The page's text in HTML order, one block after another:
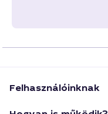
Felhasználóinknak